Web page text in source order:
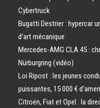
Cybertruck
Bugatti Destrier : hypercar
d’art mécanique
Mercedes-AMG CLA 45 :
Nürburgring (vidéo)
Loi Ripost : les jeunes
puissantes, 15 000 €
Citroën, Fiat et Opel : la